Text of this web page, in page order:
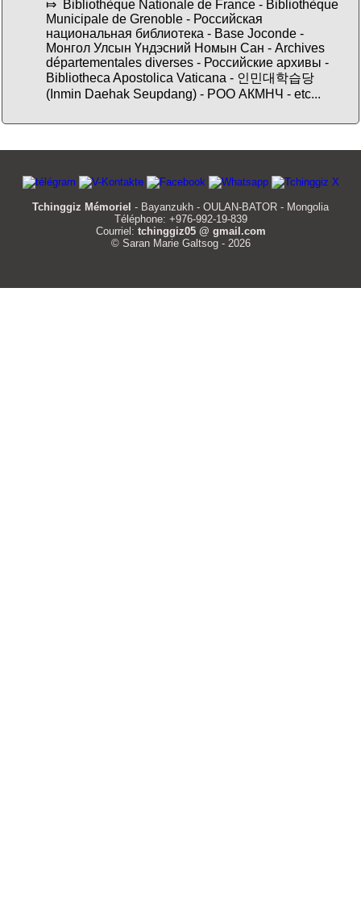
⤇ Bibliothèque Nationale de France - Bibliothèque
Municipale de Grenoble - Российская
национальная библиотека - Base Joconde -
Монгол Улсын Үндэсний Номын Сан - Archives
départementales diverses - Российские архивы -
Bibliotheca Apostolica Vaticana - 인민대학습당
(Inmin Daehak Seupdang) - РОО АКМНЧ - etc...
Tchinggiz Mémoriel - Bayanzukh - OULAN-BATOR - Mongolia
Téléphone: +976-992-19-839
Courriel: tchinggiz05 @ gmail.com
© Saran Marie Galtsog - 2026